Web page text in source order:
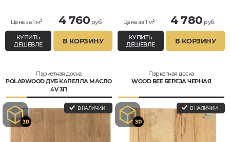
Цена за 1 м² 4 760 руб.
КУПИТЬ
ДЕШЕВЛЕ
В КОРЗИНУ
Цена за 1 м² 4 780 руб.
КУПИТЬ
ДЕШЕВЛЕ
В КОРЗИНУ
Паркетная доска
POLARWOOD ДУБ КАПЕЛЛА МАСЛО
4V 3П
В НАЛИЧИИ
Паркетная доска
WOOD BEE БЕРЕЗА ЧЕРНАЯ
В НАЛИЧИИ